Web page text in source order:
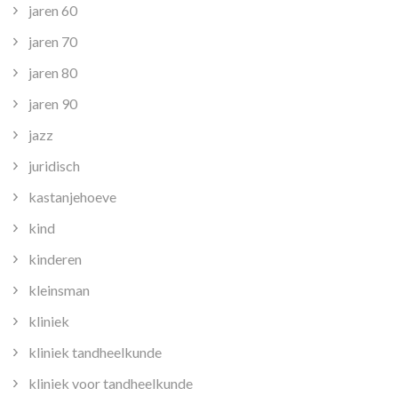
jaren 60
jaren 70
jaren 80
jaren 90
jazz
juridisch
kastanjehoeve
kind
kinderen
kleinsman
kliniek
kliniek tandheelkunde
kliniek voor tandheelkunde